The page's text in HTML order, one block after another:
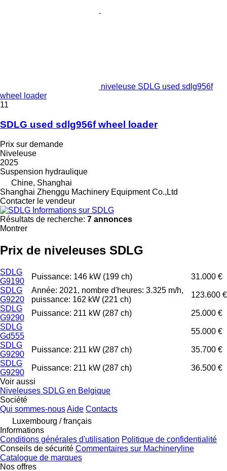
niveleuse SDLG used sdlg956f
wheel loader
11
SDLG used sdlg956f wheel loader
Prix sur demande
Niveleuse
2025
Suspension hydraulique
Chine, Shanghai
Shanghai Zhenggu Machinery Equipment Co.,Ltd
Contacter le vendeur
Informations sur SDLG
Résultats de recherche: 7 annonces
Montrer
Prix de niveleuses SDLG
SDLG
G9190
Puissance: 146 kW (199 ch)
31.000 €
SDLG
G9220
Année: 2021, nombre d'heures: 3.325 m/h,
puissance: 162 kW (221 ch)
123.600 €
SDLG
G9290
Puissance: 211 kW (287 ch)
25.000 €
SDLG
Gd555
55.000 €
SDLG
G9290
Puissance: 211 kW (287 ch)
35.700 €
SDLG
G9290
Puissance: 211 kW (287 ch)
36.500 €
Voir aussi
Niveleuses SDLG en Belgique
Société
Qui sommes-nousAide Contacts
Luxembourg / français
Informations
Conditions générales d'utilisation Politique de confidentialité
Conseils de sécurité Commentaires sur Machineryline
Catalogue de marques
Nos offres